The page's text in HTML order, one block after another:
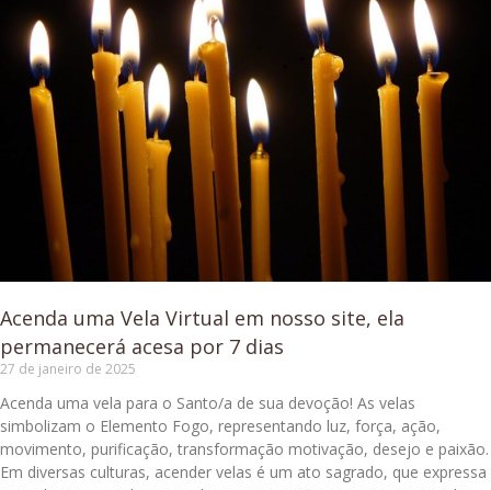
Acenda uma Vela Virtual em nosso site, ela
permanecerá acesa por 7 dias
27 de janeiro de 2025
Acenda uma vela para o Santo/a de sua devoção! As velas
simbolizam o Elemento Fogo, representando luz, força, ação,
movimento, purificação, transformação motivação, desejo e paixão.
Em diversas culturas, acender velas é um ato sagrado, que expressa